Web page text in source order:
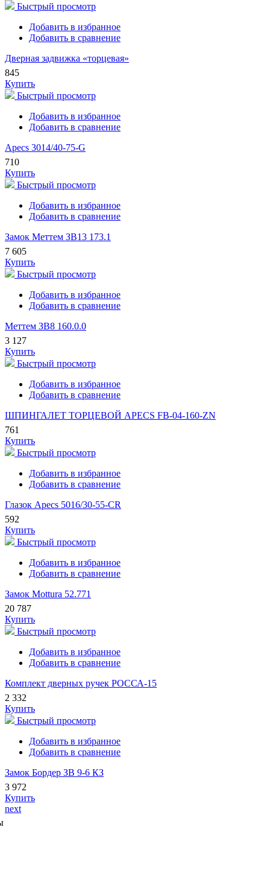
Быстрый просмотр
Добавить в избранное
Добавить в сравнение
Дверная задвижка «торцевая»
845
Купить
Быстрый просмотр
Добавить в избранное
Добавить в сравнение
Apecs 3014/40-75-G
710
Купить
Быстрый просмотр
Добавить в избранное
Добавить в сравнение
Замок Меттем ЗВ13 173.1
7 605
Купить
Быстрый просмотр
Добавить в избранное
Добавить в сравнение
Меттем ЗВ8 160.0.0
3 127
Купить
Быстрый просмотр
Добавить в избранное
Добавить в сравнение
ШПИНГАЛЕТ ТОРЦЕВОЙ APECS FB-04-160-ZN
761
Купить
Быстрый просмотр
Добавить в избранное
Добавить в сравнение
Глазок Apecs 5016/30-55-CR
592
Купить
Быстрый просмотр
Добавить в избранное
Добавить в сравнение
Замок Mottura 52.771
20 787
Купить
Быстрый просмотр
Добавить в избранное
Добавить в сравнение
Комплект дверных ручек РОССА-15
2 332
Купить
Быстрый просмотр
Добавить в избранное
Добавить в сравнение
Замок Бордер ЗВ 9-6 КЗ
3 972
Купить
next